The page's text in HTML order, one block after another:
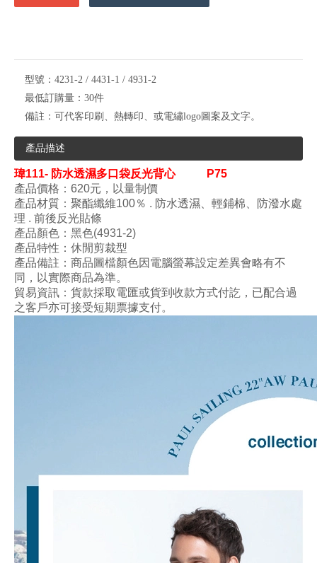
型號： 4231-2 / 4431-1 / 4931-2
最低訂購量： 30件
備註： 可代客印刷、熱轉印、或電繡logo圖案及文字。
產品描述
瑋111- 防水透濕多口袋反光背心P75
產品價格：620元 ，以量制價
產品材質： 聚酯纖維100％ . 防水透濕、 輕鋪棉、
防潑水處
理 . 前後反光貼條
產品顏色 ： 黑色(4931-2)
產品特性： 休閒剪裁型
產品備註：商品圖檔顏色因電腦螢幕設定差異會略有不
同，以實際商品為準。
貿易資訊：貨款採取電匯或貨到收款方式付訖，已配合過
之客戶亦可接受短期票據支付。